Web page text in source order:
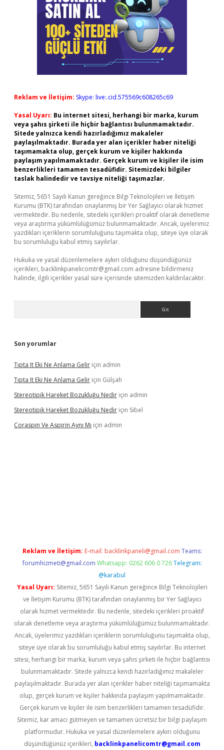
Reklam ve İletişim: Skype: live:.cid.575569c608265c69
Yasal Uyarı: Bu internet sitesi, herhangi bir marka, kurum
veya şahıs şirketi ile hiçbir bağlantısı bulunmamaktadır.
Sitede yalnızca kendi hazırladığımız makaleler
paylaşılmaktadır. Burada yer alan içerikler haber niteliği
taşımamakta olup, gerçek kurum ve kişiler hakkında
paylaşım yapılmamaktadır. Gerçek kurum ve kişiler ile isim
benzerlikleri tamamen tesadüfidir. Sitemizdeki bilgiler
taslak halindedir ve tavsiye niteliği taşımazlar.
Sitemiz, 5651 Sayılı Kanun gereğince Bilgi Teknolojileri ve İletişim
Kurumu (BTK) tarafından onaylanmış bir Yer Sağlayıcı olarak hizmet
vermektedir. Bu nedenle, sitedeki içerikleri proaktif olarak denetleme
veya araştırma yükümlülüğümüz bulunmamaktadır. Ancak, üyelerimiz
yazdıkları içeriklerin sorumluluğunu taşımakta olup, siteye üye olarak
bu sorumluluğu kabul etmiş sayılırlar.
Hukuka ve yasal düzenlemelere aykırı olduğunu düşündüğünüz
içerikleri, backlinkpanelicomtr@gmail.com adresine bildirmeniz
halinde, ilgili içerikler yasal süre içerisinde sitemizden kaldırılacaktır.
Son yorumlar
Tıpta It Eki Ne Anlama Gelir için admin
Tıpta It Eki Ne Anlama Gelir için Gülşah
Stereotipik Hareket Bozukluğu Nedir için admin
Stereotipik Hareket Bozukluğu Nedir için Sibel
Coraspin Ve Aspirin Aynı Mı için admin
Reklam ve İletişim: E-mail: backlinkpaneli@gmail.com Teams:
forumhizmeti@gmail.com Whatsapp: 0262 606 0 726 Telegram:
@karabul
Yasal Uyarı: Sitemiz, 5651 Sayılı Kanun gereğince Bilgi Teknolojileri
ve İletişim Kurumu (BTK) tarafından onaylanmış bir Yer Sağlayıcı
olarak hizmet vermektedir. Bu nedenle, sitedeki içerikleri proaktif
olarak denetleme veya araştırma yükümlülüğümüz bulunmamaktadır.
Ancak, üyelerimiz yazdıkları içeriklerin sorumluluğunu taşımakta olup,
siteye üye olarak bu sorumluluğu kabul etmiş sayılırlar. Bu internet
sitesi, herhangi bir marka, kurum veya şahıs şirketi ile hiçbir bağlantısı
bulunmamaktadır. Sitede yalnızca kendi hazırladığımız makaleler
paylaşılmaktadır. Burada yer alan içerikler haber niteliği taşımamakta
olup, gerçek kurum ve kişiler hakkında paylaşım yapılmamaktadır.
Gerçek kurum ve kişiler ile isim benzerlikleri tamamen tesadüfidir.
Sitemiz, kar amacı gütmeyen ve tamamen ücretsiz bir bilgi paylaşım
platformudur. Hukuka ve yasal düzenlemelere aykırı olduğunu
düşündüğünüz içerikleri, backlinkpanelicomtr@gmail.com